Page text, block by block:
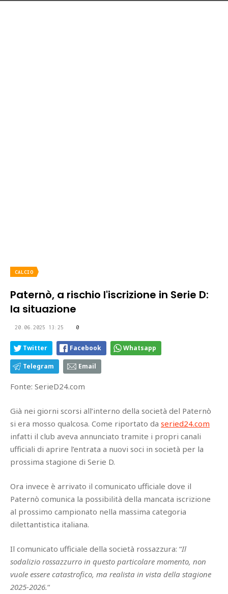
CALCIO
Paternò, a rischio l'iscrizione in Serie D:
la situazione
20.06.2025 13:25 0
Twitter Facebook Whatsapp
Telegram Email
Fonte: SerieD24.com
Già nei giorni scorsi all’interno della società del Paternò
si era mosso qualcosa. Come riportato da seried24.com
infatti il club aveva annunciato tramite i propri canali
ufficiali di aprire l’entrata a nuovi soci in società per la
prossima stagione di Serie D.
Ora invece è arrivato il comunicato ufficiale dove il
Paternò comunica la possibilità della mancata iscrizione
al prossimo campionato nella massima categoria
dilettantistica italiana.
Il comunicato ufficiale della società rossazzura: “Il
sodalizio rossazzurro in questo particolare momento, non
vuole essere catastrofico, ma realista in vista della stagione
2025-2026.“